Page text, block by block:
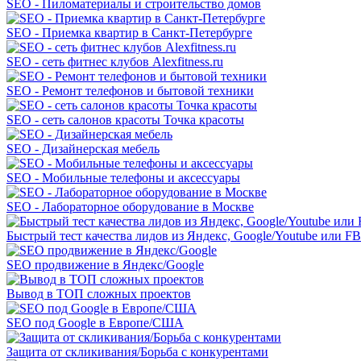
SEO - Пиломатериалы и строительство домов
SEO - Приемка квартир в Санкт-Петербурге
SEO - сеть фитнес клубов Alexfitness.ru
SEO - Ремонт телефонов и бытовой техники
SEO - сеть салонов красоты Точка красоты
SEO - Дизайнерская мебель
SEO - Мобильные телефоны и аксессуары
SEO - Лабораторное оборудование в Москве
Быстрый тест качества лидов из Яндекс, Google/Youtube или
SEO продвижение в Яндекс/Google
Вывод в ТОП сложных проектов
SEO под Google в Европе/США
Защита от скликивания/Борьба с конкурентами